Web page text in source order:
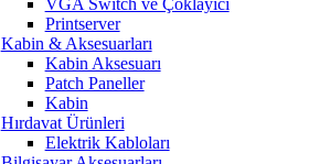
VGA Switch ve Çoklayıcı
Printserver
Kabin & Aksesuarları
Kabin Aksesuarı
Patch Paneller
Kabin
Hırdavat Ürünleri
Elektrik Kabloları